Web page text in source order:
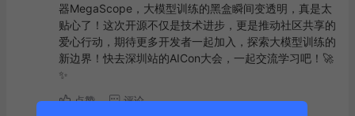
器MegaScope，大模型训练的黑盒瞬间变透明，真是太
贴心了！这次开源不仅是技术进步，更是推动社区共享的
爱心行动，期待更多开发者一起加入，探索大模型训练的
新边界！快去深圳站的AICon大会，一起交流学习吧！🚀
✨
点赞 评论